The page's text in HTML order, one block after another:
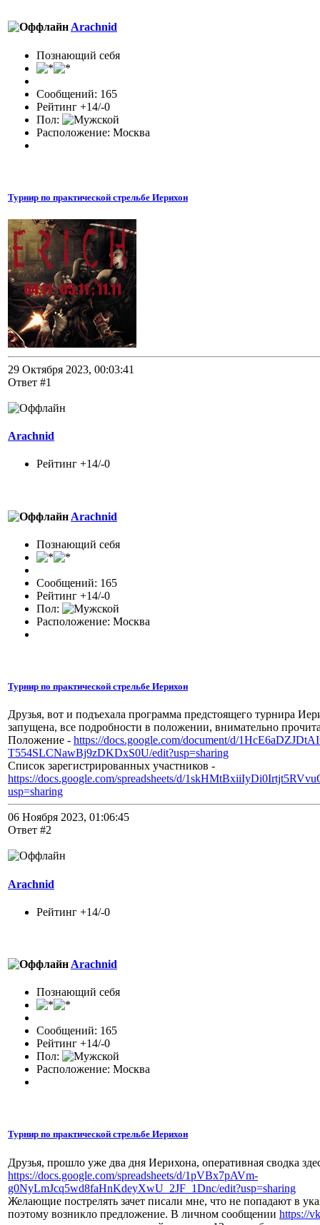
Arachnid
Познающий себя
Сообщений: 165
Рейтинг +14/-0
Пол:
Расположение: Москва
Турнир по практической стрельбе Иерихон
29 Октября 2023, 00:03:41
Ответ #1
Arachnid
Рейтинг +14/-0
Arachnid
Познающий себя
Сообщений: 165
Рейтинг +14/-0
Пол:
Расположение: Москва
Турнир по практической стрельбе Иерихон
Друзья, вот и подъехала программа предстоящего турнира
запущена, все подробности в положении, внимательно
Положение - https://docs.google.com/document/d/
T554SLCNawBj9zDKDxS0U/edit?usp=sharing
Список зарегистрированных участников -
https://docs.google.com/spreadsheets/d/
usp=sharing
06 Ноября 2023, 01:06:45
Ответ #2
Arachnid
Рейтинг +14/-0
Arachnid
Познающий себя
Сообщений: 165
Рейтинг +14/-0
Пол:
Расположение: Москва
Турнир по практической стрельбе Иерихон
Друзья, прошло уже два дня Иерихона, оперативная сводка
https://docs.google.com/spreadsheets/d/1pVBx7pAVm-
g0NyLmJcq5wd8faHnKdeyXwU_2JF_1Dnc/edit?usp=sharing
Желающие пострелять зачет писали мне, что не попадают в
поэтому возникло предложение. В личном сообщении https://